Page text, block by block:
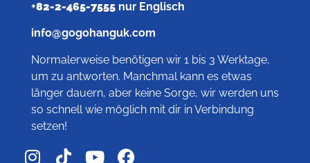
+82-2-465-7555nur Englisch
info@gogohanguk.com
Normalerweise benötigen wir 1 bis 3 Werktage,
um zu antworten. Manchmal kann es etwas
länger dauern, aber keine Sorge, wir werden uns
so schnell wie möglich mit dir in Verbindung
setzen!